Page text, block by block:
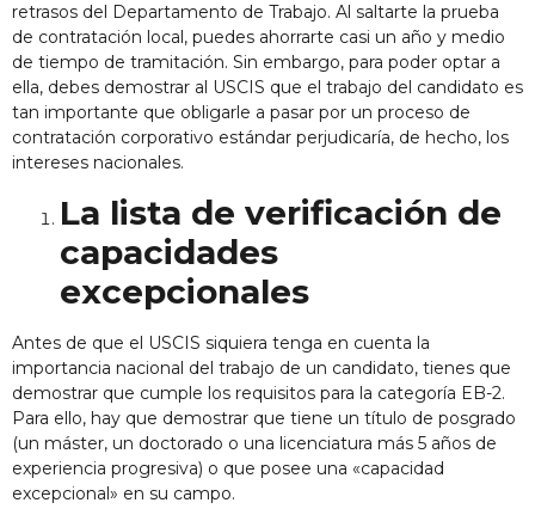
retrasos del Departamento de Trabajo. Al saltarte la prueba
de contratación local, puedes ahorrarte casi un año y medio
de tiempo de tramitación. Sin embargo, para poder optar a
ella, debes demostrar al USCIS que el trabajo del candidato es
tan importante que obligarle a pasar por un proceso de
contratación corporativo estándar perjudicaría, de hecho, los
intereses nacionales.
La lista de verificación de
capacidades
excepcionales
Antes de que el USCIS siquiera tenga en cuenta la
importancia nacional del trabajo de un candidato, tienes que
demostrar que cumple los requisitos para la categoría EB-2.
Para ello, hay que demostrar que tiene un título de posgrado
(un máster, un doctorado o una licenciatura más 5 años de
experiencia progresiva) o que posee una «capacidad
excepcional» en su campo.